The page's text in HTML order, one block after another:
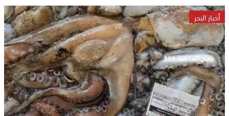
أخبار البحر